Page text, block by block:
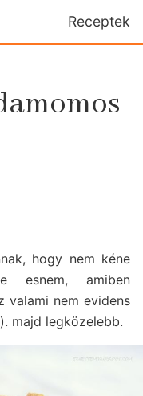
Receptek
hogy nem kéne
esnem, amiben
valami nem evidens
majd legközelebb.